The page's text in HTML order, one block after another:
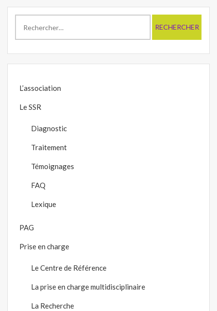
L’association
Le SSR
Diagnostic
Traitement
Témoignages
FAQ
Lexique
PAG
Prise en charge
Le Centre de Référence
La prise en charge multidisciplinaire
La Recherche